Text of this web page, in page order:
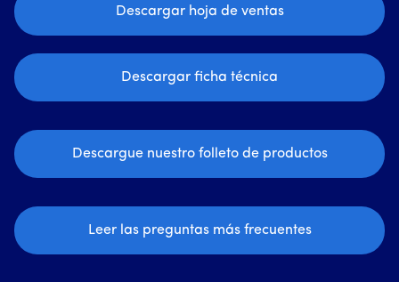
Descargar hoja de ventas
Descargar ficha técnica
Descargue nuestro folleto de productos
Leer las preguntas más frecuentes